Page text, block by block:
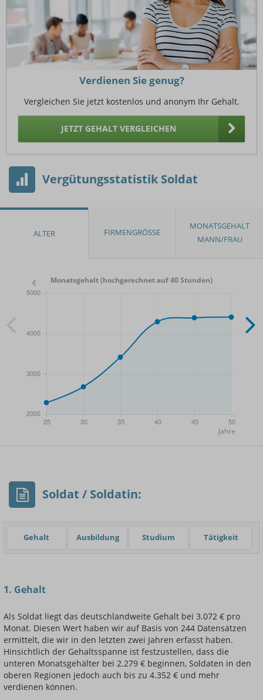
Verdienen Sie genug?
Vergleichen Sie jetzt kostenlos und anonym Ihr Gehalt.
JETZT GEHALT VERGLEICHEN
Vergütungsstatistik Soldat
Monatsgehalt (hochgerechnet auf 40 Stunden)
Soldat / Soldatin:
Gehalt Ausbildung Studium Tätigkeit
1. Gehalt
Als Soldat liegt das deutschlandweite Gehalt bei 3.072 € pro
Monat. Diesen Wert haben wir auf Basis von 244 Datensätzen
ermittelt, die wir in den letzten zwei Jahren erfasst haben.
Hinsichtlich der Gehaltsspanne ist festzustellen, dass die
unteren Monatsgehälter bei 2.279 € beginnen, Soldaten in den
oberen Regionen jedoch auch bis zu 4.352 € und mehr
verdienen können.